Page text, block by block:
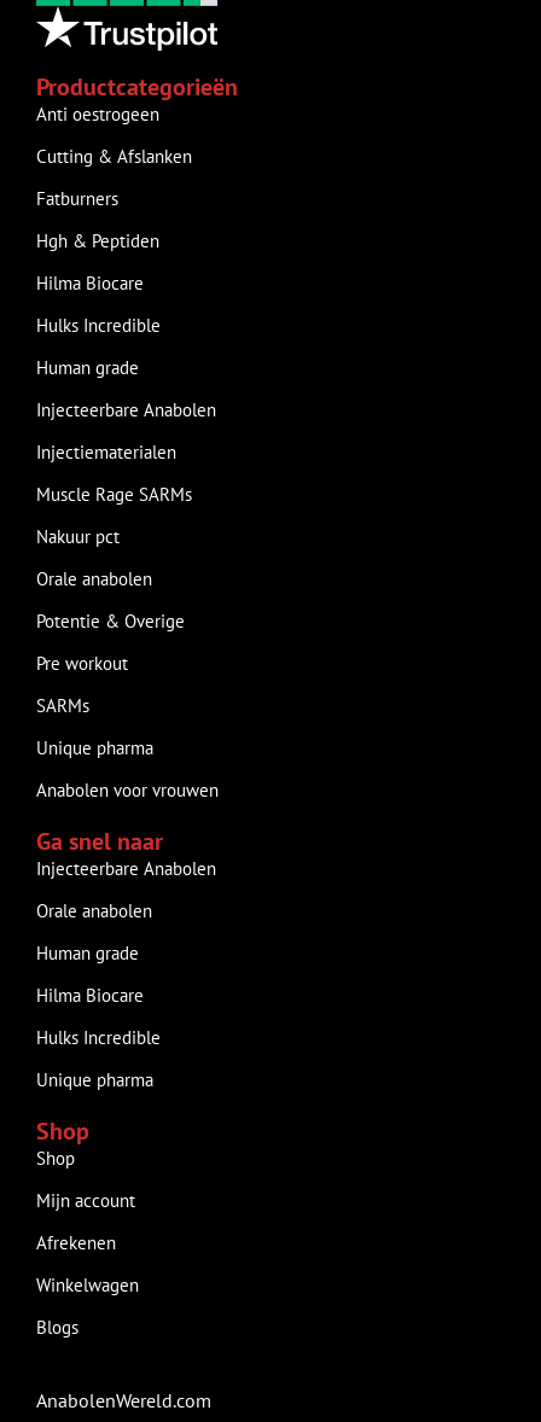
Productcategorieën
Anti oestrogeen
Cutting & Afslanken
Fatburners
Hgh & Peptiden
Hilma Biocare
Hulks Incredible
Human grade
Injecteerbare Anabolen
Injectiematerialen
Muscle Rage SARMs
Nakuur pct
Orale anabolen
Potentie & Overige
Pre workout
SARMs
Unique pharma
Anabolen voor vrouwen
Ga snel naar
Injecteerbare Anabolen
Orale anabolen
Human grade
Hilma Biocare
Hulks Incredible
Unique pharma
Shop
Shop
Mijn account
Afrekenen
Winkelwagen
Blogs
AnabolenWereld.com